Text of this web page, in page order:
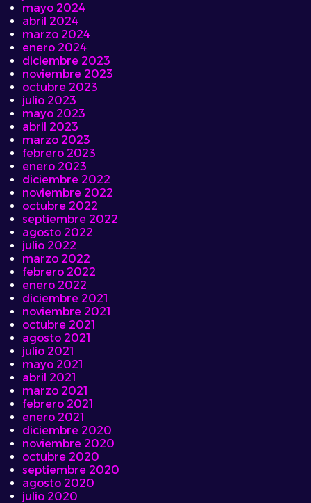
mayo 2024
abril 2024
marzo 2024
enero 2024
diciembre 2023
noviembre 2023
octubre 2023
julio 2023
mayo 2023
abril 2023
marzo 2023
febrero 2023
enero 2023
diciembre 2022
noviembre 2022
octubre 2022
septiembre 2022
agosto 2022
julio 2022
marzo 2022
febrero 2022
enero 2022
diciembre 2021
noviembre 2021
octubre 2021
agosto 2021
julio 2021
mayo 2021
abril 2021
marzo 2021
febrero 2021
enero 2021
diciembre 2020
noviembre 2020
octubre 2020
septiembre 2020
agosto 2020
julio 2020